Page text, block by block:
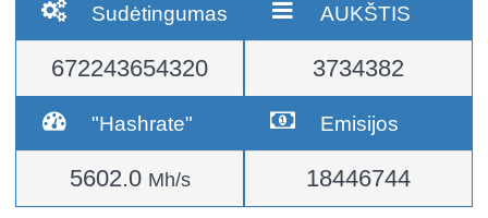
Sudėtingumas
672243654320
AUKŠTIS
3734382
"Hashrate"
5602.0 Mh/s
Emisijos
18446744